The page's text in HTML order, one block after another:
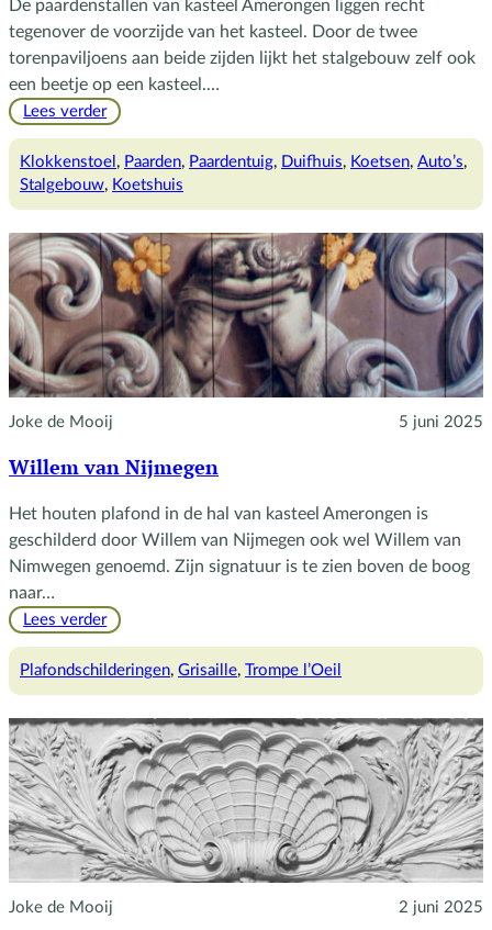
De paardenstallen van kasteel Amerongen liggen recht
tegenover de voorzijde van het kasteel. Door de twee
torenpaviljoens aan beide zijden lijkt het stalgebouw zelf ook
een beetje op een kasteel.…
Lees verder:
stalgebouw
van
Klokkenstoel , Paarden, Paardentuig, Duifhuis, Koetsen, Auto’s
Stalgebouw, Koetshuis
Joke de Mooij 5 juni 2025
Willem van Nijmegen
Het houten plafond in de hal van kasteel Amerongen is
geschilderd door Willem van Nijmegen ook wel Willem van
Nimwegen genoemd. Zijn signatuur is te zien boven de boog
naar…
Lees verder:
van
Plafondschilderingen, Grisaille, Trompe l’Oeil
Joke de Mooij 2 juni 2025